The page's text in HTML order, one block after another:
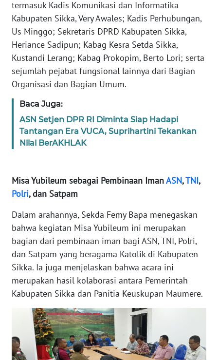
termasuk Kadis Komunikasi dan Informatika
Kabupaten Sikka, Very Awales; Kadis Perhubungan,
Us Minggo; Sekretaris DPRD Kabupaten Sikka,
Heriance Sadipun; Kabag Kesra Setda Sikka,
Kustandi Lerang; Kabag Prokopim, Berto Lori; serta
sejumlah pejabat fungsional lainnya dari Bagian
Organisasi dan Bagian Umum.
Baca Juga:
ASN Setjen DPR RI Diminta Siap Hadapi
Tantangan Era VUCA, Suprihartini Tekankan
Nilai BerAKHLAK
Misa Yubileum sebagai Pembinaan ImanASN,TNI,
Polri, dan Satpam
Dalam arahannya, Sekda Femy Bapa menegaskan
bahwa kegiatan Misa Yubileum ini merupakan
bagian dari pembinaan iman bagi ASN, TNI, Polri,
dan Satpam yang beragama Katolik di Kabupaten
Sikka. Ia juga menjelaskan bahwa acara ini
merupakan hasil kolaborasi antara Pemerintah
Kabupaten Sikka dan Panitia Keuskupan Maumere.
News
WN
SUMUT
WN
JAKARTA
WN
JABAR
WN
WN
NTT
WN
KEPRI
WN
PAPUA
PAPUA
BARAT
RIAU